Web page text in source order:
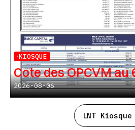
KIOSQUE
Cote des OPCVM au
2026-08-06
LNT Kiosque